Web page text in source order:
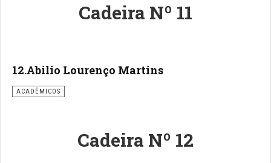
Cadeira Nº 11
12.Abilio Lourenço Martins
ACADÊMICOS
Cadeira Nº 12